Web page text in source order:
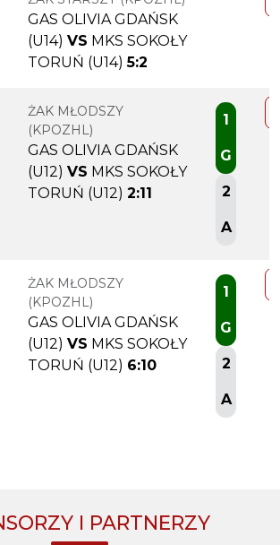
GAS OLIVIA GDAŃSK
(U14) VS MKS SOKOŁY
TORUŃ (U14) 5:2
ŻAK MŁODSZY
(KPOZHL)
GAS OLIVIA GDAŃSK
(U12) VS MKS SOKOŁY
TORUŃ (U12) 2:11
1
G
2
A
ŻAK MŁODSZY
(KPOZHL)
GAS OLIVIA GDAŃSK
(U12) VS MKS SOKOŁY
TORUŃ (U12) 6:10
1
G
2
A
I PARTNERZY